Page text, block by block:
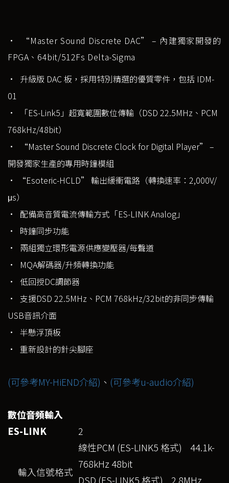
• “Master Sound Discrete DAC” – 內建獨家開發的
FPGA、64bit/512Fs Delta-Sigma
• 升級版 DAC 板，採用特別精選的優質零件，包括 IDM-
01
• 「ES-Link5」超寬範圍數位傳輸（DSD 22.5MHz、PCM
768kHz/48bit）
• “Master Sound Discrete Clock for Digital Player” –
開發獨家生產的專用時鐘模組
• “Esoteric-HCLD” 輸出緩衝電路（轉換速率：2,000V/
μs）
• 配備高音質電流傳輸方式「ES-LINK Analog」
• 時鐘同步功能
• 兩組獨立環形電源供應變壓器/每聲道
• MQA解碼器/升頻轉換功能
• 低回授DC調節器
• 支援DSD 22.5MHz、PCM 768kHz/32bit的非同步傳輸
USB音訊介面
• 半懸浮頂板
• 重新設計的針尖腳座
(可參考MY-HiEND介紹) 、 (可參考u-audio介紹)
數位音頻輸入
ES-LINK
2
輸入信號格式
線性PCM (ES-LINK5 格式) 44.1k-
768kHz 48bit
DSD (ES-LINK5 格式) 2.8MHz,